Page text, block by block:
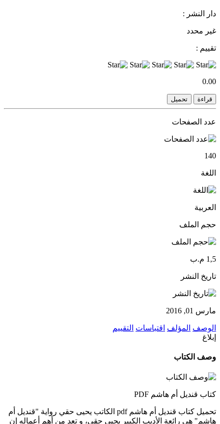
دار النشر :
غير محدد
تقييم :
0.00
قراءة تحميل
عدد الصفحات
140
اللغة
العربية
حجم الملف
1,5 م.ب
تاريخ النشر
مارس 01, 2016
الوصف المؤلف اقتباسات التقييم
إبلاغ
وصف الكتاب
كتاب قنديل أم هاشم PDF
تحميل كتاب قنديل أم هاشم pdf الكاتب يحيى حقي رواية "قنديل أم
هاشم" هى رائعة الأديب الكبير يحيى حقى، و تعد من أهم أعماله إن